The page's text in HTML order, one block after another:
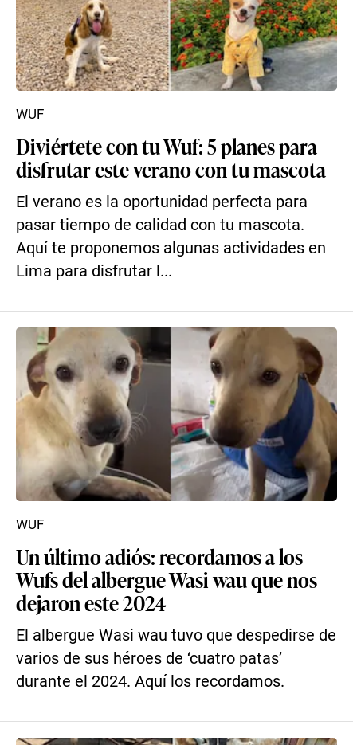
Diviértete con tu Wuf: 5 planes para
disfrutar este verano con tu mascota
El verano es la oportunidad perfecta para
pasar tiempo de calidad con tu mascota.
Aquí te proponemos algunas actividades en
Lima para disfrutar l...
WUF
Un último adiós: recordamos a los
Wufs del albergue Wasi wau que nos
dejaron este 2024
El albergue Wasi wau tuvo que despedirse de
varios de sus héroes de ‘cuatro patas’
durante el 2024. Aquí los recordamos.
WUF